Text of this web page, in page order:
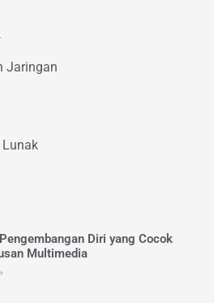
Jaringan
Lunak
Diri yang Cocok
Multimedia